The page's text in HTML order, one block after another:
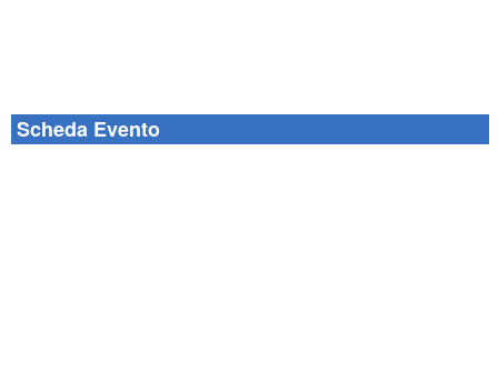
Scheda Evento